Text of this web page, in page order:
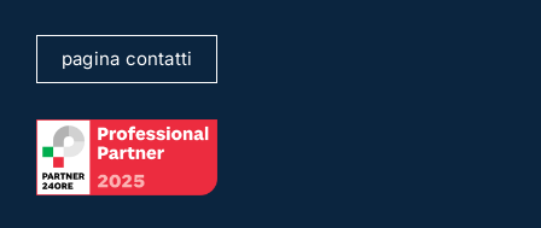
pagina contatti